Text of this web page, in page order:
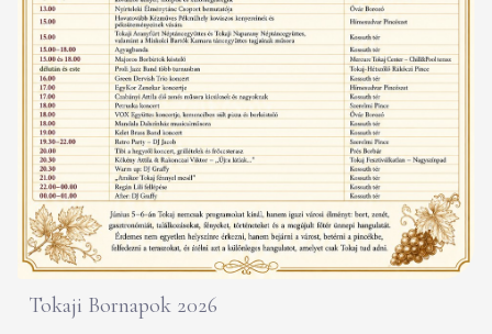
Tokaji Bornapok 2026